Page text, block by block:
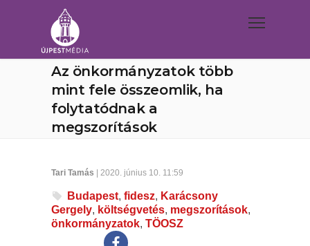
Az önkormányzatok több
mint fele összeomlik, ha
folytatódnak a
megszorítások
Tari Tamás | 2020. június 10. 11:59
Budapest, fidesz, Karácsony
Gergely, költségvetés, megszorítások,
önkormányzatok, TÖOSZ